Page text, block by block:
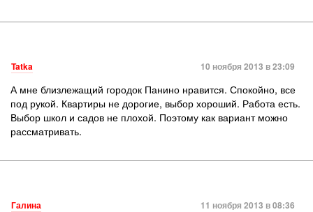
Tatka 10 ноября 2013 в 23:09
А мне близлежащий городок Панино нравится. Спокойно, все
под рукой. Квартиры не дорогие, выбор хороший. Работа есть.
Выбор школ и садов не плохой. Поэтому как вариант можно
рассматривать.
Галина 11 ноября 2013 в 08:36